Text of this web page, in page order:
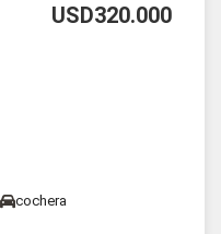
USD320.000
cochera